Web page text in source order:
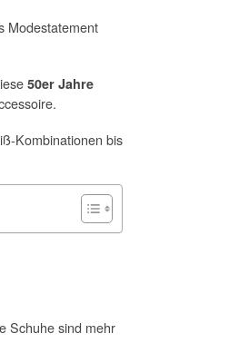
Modestatement
50er Jahre
Kombinationen bis
Schuhe sind mehr